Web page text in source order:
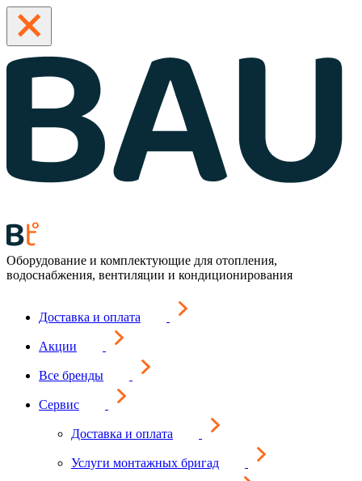
Оборудование и комплектующие для отопления,
водоснабжения, вентиляции и кондиционирования
Доставка и оплата
Акции
Все бренды
Сервис
Доставка и оплата
Услуги монтажных бригад